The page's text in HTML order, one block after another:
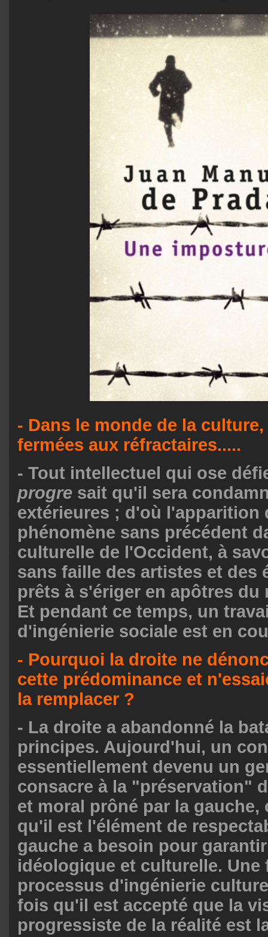
- Dans le monde de la
fermées aux réfractaires.....
- Tout intellectuel qui ose
progre sait qu'il sera
extérieures ; d'où l'apparition
phénomène sans précédent
culturelle de l'Occident, à
sans faille des artistes et des
prêts à s'ériger en apôtres du
Et pendant ce temps, un
d'ingénierie sociale est en
- Pourquoi la droite ne
cette prédominance et
la remplacer ?
- La droite a abandonné la
principes. Aujourd'hui, un
essentiellement devenu un
consacre à la "préservation"
et moral prôné par la gauche,
qu'il est l'élément de
gauche a besoin pour
idéologique et culturelle. Une
processus d'ingénierie
fois qu'il est accepté que la
progressiste de la réalité est